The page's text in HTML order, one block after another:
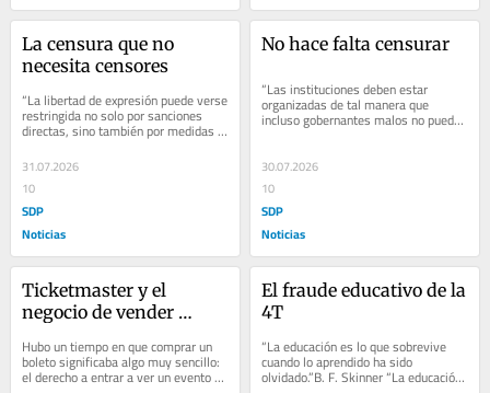
La censura que no
necesita censores
“La libertad de expresión puede verse
restringida no solo por sanciones
directas, sino también por medidas
que generen un efecto inhibidor
sobre...
31.07.2026
10
SDP
Noticias
No hace falta censurar
“Las instituciones deben estar
organizadas de tal manera que
incluso gobernantes malos no puedan
causar demasiado daño.”Karl Popper
30.07.2026
10
SDP
Noticias
Ticketmaster y el
negocio de vender
Hubo un tiempo en que comprar un
boleto significaba algo muy sencillo:
el derecho a entrar a ver un evento o
El fraude educativo de la
4T
“La educación es lo que sobrevive
cuando lo aprendido ha sido
olvidado.”B. F. Skinner “La educación